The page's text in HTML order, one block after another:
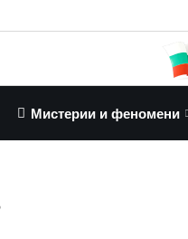
Мистерии и феномени